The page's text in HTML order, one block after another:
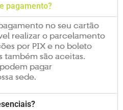
pagamento?
no seu cartão
realizar o parcelamento
por PIX e no boleto
também são aceitas.
pagar
sede.